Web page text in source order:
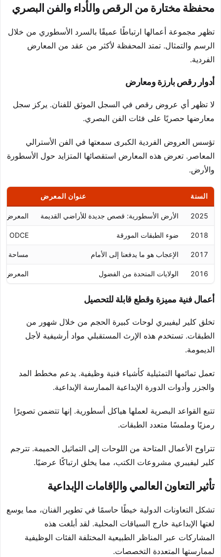
محفظة مختارة من الرقص والأداء والفن البصري
تظهر مجموعة أعمالها ارتباطًا عميقًا بالسرد الأسطوري من خلال
الرسم والتمثال. تمتد المحفظة لأكثر من عقد من المعارض
الفردية.
أدوار رقص بارزة ومعارض
لا تظهر أي عروض رقص في السجل الموثق للفنان. يركز سجل
معارضها حصريًا على فئات الفن البصري.
تؤسس العروض الفردية الكبرى سمعتها في الفن الأسترالي
المعاصر. تعرض هذه المعارض استقصائها المتزايد حول الأسطورة
والأرض.
السنة عنوان المعرض
2025 الأرض الأسطورية: قصص جديدة للأراضي القديمة المعرض
2018 ضوء الطبقات المورقة ODCE ملبورن
2017 الإعجاب هو ما يدفعنا إلى الأمام مساحة
2016 الولايات المتحدة من الفضول المعرض
أعمال فنية مميزة وقطع قابلة للتحصيل
تخلق كلير ليفيبري لوحات كبيرة الحجم من خلال شهور من
الطبقات. تستخدم هذه الإرث المستقبلي مواد أرشيفية لأجل
الديمومة.
تعمل تمائمها التمثيلية كأشياء فنية وظيفية. يدعم مخطط المد
والجزر وأدوات الدورة الإبداعية الممارسة الإبداعية.
تتبع القواعد البصرية لعملها هياكل أسطورية. إنها تتضمن تصويرًا
رمزيًا وملمسًا متعدد الطبقات.
تتراوح الأعمال المتاحة من اللوحات إلى التماثيل الحميمة. تترجم
كلير ليفيبري مشروعات الكتب، مما يخلق ارتباكًا عرضيًا.
تأثير التعاون العالمي والإقامات الإبداعية
تشكل التعاونات الدولية خيطًا حاسمًا في تطوير الفنان، مما يوسع
لغتها الإبداعية خارج السياقات المحلية. لقد أبلغت هذه
المشاركات عبر المناظر الطبيعية المختلفة الفئات الوظيفية
لممارستها المتعددة التخصصات.